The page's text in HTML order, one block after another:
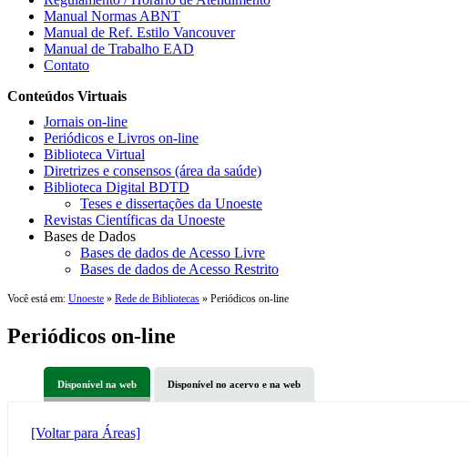
Manual Normas ABNT
Manual de Ref. Estilo Vancouver
Manual de Trabalho EAD
Contato
Conteúdos Virtuais
Jornais on-line
Periódicos e Livros on-line
Biblioteca Virtual
Diretrizes e consensos (área da saúde)
Biblioteca Digital BDTD
Teses e dissertações da Unoeste
Revistas Científicas da Unoeste
Bases de Dados
Bases de dados de Acesso Livre
Bases de dados de Acesso Restrito
Você está em: Unoeste » Rede de Bibliotecas » Periódicos on-line
Periódicos on-line
Disponível na web Disponível no acervo e na web
[Voltar para Áreas]